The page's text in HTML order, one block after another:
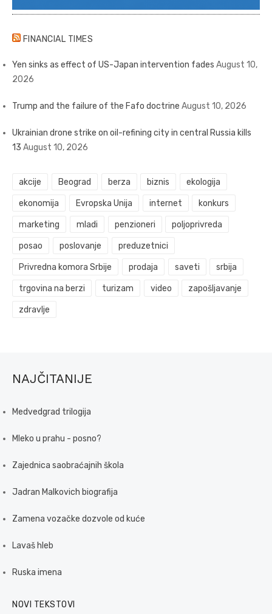
FINANCIAL TIMES
Yen sinks as effect of US-Japan intervention fades August 10,
2026
Trump and the failure of the Fafo doctrine August 10, 2026
Ukrainian drone strike on oil-refining city in central Russia kills
13 August 10, 2026
akcije Beograd berza biznis ekologija
ekonomija Evropska Unija internet konkurs
marketing mladi penzioneri poljoprivreda
posao poslovanje preduzetnici
Privredna komora Srbije prodaja saveti srbija
trgovina na berzi turizam video zapošljavanje
zdravlje
NAJČITANIJE
Medvedgrad trilogija
Mleko u prahu - posno?
Zajednica saobraćajnih škola
Jadran Malkovich biografija
Zamena vozačke dozvole od kuće
Lavaš hleb
Ruska imena
NOVI TEKSTOVI